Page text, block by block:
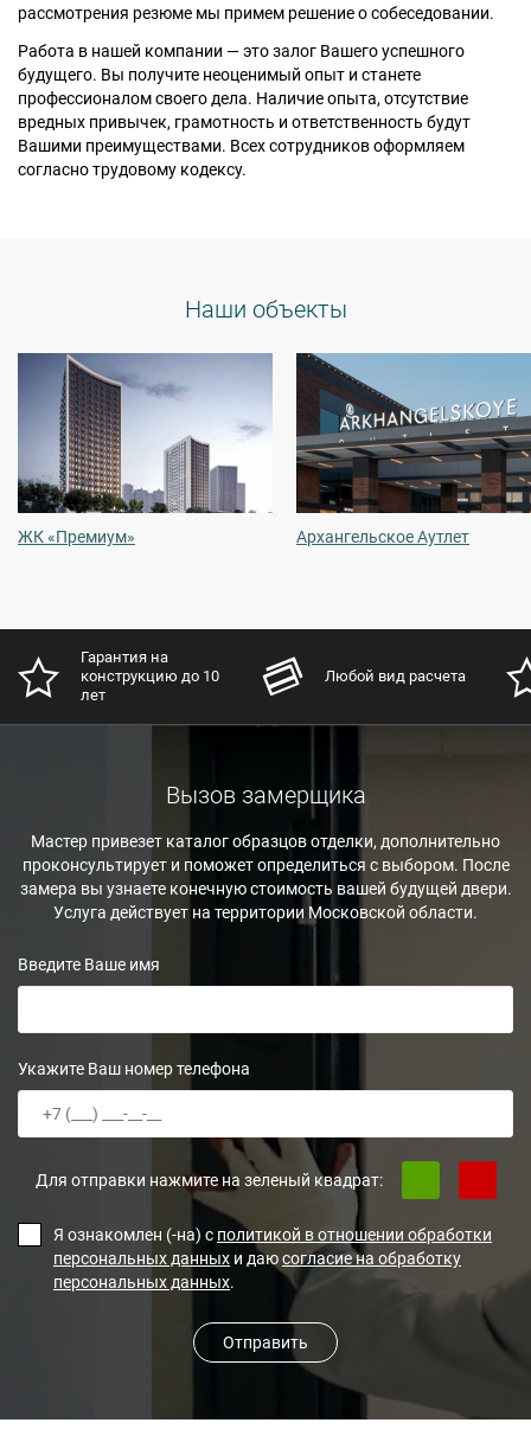
рассмотрения резюме мы примем решение о собеседовании.
Работа в нашей компании — это залог Вашего успешного
будущего. Вы получите неоценимый опыт и станете
профессионалом своего дела. Наличие опыта, отсутствие
вредных привычек, грамотность и ответственность будут
Вашими преимуществами. Всех сотрудников оформляем
согласно трудовому кодексу.
Наши объекты
ЖК «Премиум» Архангельское Аутлет
Гарантия на
конструкцию до 10
лет
Любой вид расчета
Вызов замерщика
Мастер привезет каталог образцов отделки, дополнительно
проконсультирует и поможет определиться с выбором. После
замера вы узнаете конечную стоимость вашей будущей двери.
Услуга действует на территории Московской области.
Введите Ваше имя
Укажите Ваш номер телефона
Для отправки нажмите на зеленый квадрат:
Я ознакомлен (-на) с политикой в отношении обработки
персональных данных и даюсогласие на обработку
персональных данных.
Отправить